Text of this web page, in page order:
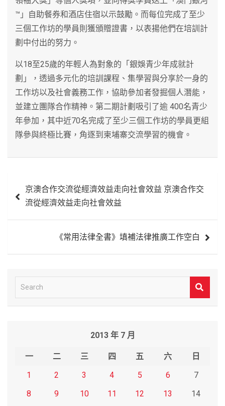
™」自助餐券和酒店住宿以示鼓勵。而每位完成了至少
三個工作坊的學員則獲頒贈證書，以表揚他們在培訓計
劃中付出的努力。
以18至25歲的年輕人為對象的「銀娛青少年成就計
劃」，透過多元化的培訓課程、集學習與分享於一身的
工作坊以及社會義務工作，協助參加者發掘個人潛能，
並建立團隊合作精神。第二期計劃吸引了逾 400名青少
年參加，其中近70名完成了至少三個工作坊的學員更組
隊參與終極比賽，角逐到柬埔寨交流學習的機會。
章
京澳合作交流從經濟效益走向社會效益 京澳合作交
流從經濟效益走向社會效益
《常用法律全書》填補法律推廣工作空白
e
2013 年 7 月
一 二 三 四 五 六
日
1
2 3 4 5 6
7
8
9 10 11 12 13 14